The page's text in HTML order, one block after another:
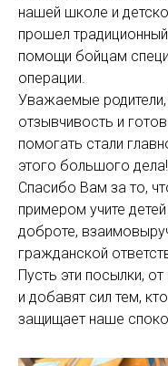
нашей школе и
прошел
помощи бойцам
операции.
Уважаемые
отзывчивость и
помогать стали
этого большого дела!
Спасибо Вам за то,
примером учите
доброте,
гражданской
Пусть эти посылки,
и добавят сил тем,
защищает наше